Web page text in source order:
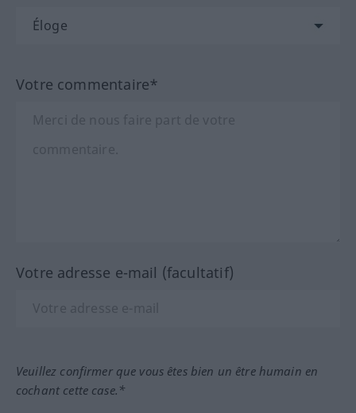
Votre commentaire*
Votre adresse e-mail (facultatif)
Veuillez confirmer que vous êtes bien un être humain en
cochant cette case.*